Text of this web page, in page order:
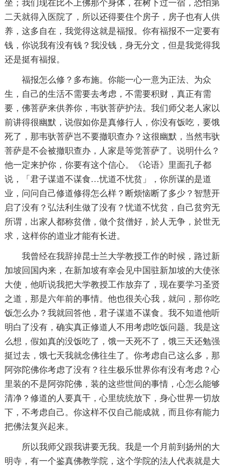
坐；我们现在比不上佛那个身体，在树下过一宿，恐怕第
二天就得入医院了，所以还得要住个房子，房子也有人供
养，这多自在，我觉得这就是福报。你有福报不一定要有
钱，你说我有没有钱？我没钱，身无分文，但是我觉得我
还是挺有福报。
福报怎么修？多布施。你能一心一意为正法、为众
生，自己的生活不需要去考虑，不需要积财，真正有需
要，佛菩萨来供养你，韦驮菩萨护法。我们师父老人家以
前讲得很幽默，说假如你是真修行人，你没有饭吃，要饿
死了，那韦驮菩萨岂不要撤职查办？这很幽默，当然韦驮
菩萨是不会被撤职查办，人家是等觉菩萨了。说明什么？
他一定来护你，你要有这个信心。《论语》里面孔子都
说，「君子谋道不谋食…忧道不忧贫」，你所谋的是道
业，问问自己修道修得怎么样？断烦恼断了多少？智慧开
启了没有？弘法利生做了没有？忧道不忧贫，自己贫穷无
所谓，出家人都称贫僧，做个贫僧好，於人无争，於世无
求，这样你的道业才能有长进。
我曾经在我辞掉昆士兰大学教授工作的时候，路过新
加坡回国内来，在新加坡有幸会见中国驻新加坡的大使张
大使，他听说我把大学教授工作放弃了，现在要学习圣贤
之道，那是六年前的事情。他也很关心我，就问，那你吃
饭怎么办？我就回答他，君子谋道不谋食。我不知道他听
明白了没有，确实真正修道人不用考虑吃饭问题。我是这
么想，假如真的没饭吃了，饿一天死不了，饿三天还勉强
挺过去，饿七天我就念佛往生了。你考虑自己这么多，那
阿弥陀佛你考虑了没有？往生极乐世界你有没有考虑？心
里装的不是阿弥陀佛，装的这些世间的事情，心怎么能够
清净？修道的人要真干，心里统统放下，身心世界一切放
下，不考虑自己。你这样不仅自己能成就，而且你有能力
把佛法复兴起来。
所以我师父跟我讲要无我。我是一个月前到扬州的大
明寺，有一个鉴真佛教学院，这个学院的法人代表就是大